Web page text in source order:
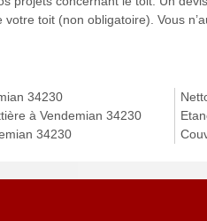
votre toit (non obligatoire). Vous
34230
à Vendemian 34230
34230